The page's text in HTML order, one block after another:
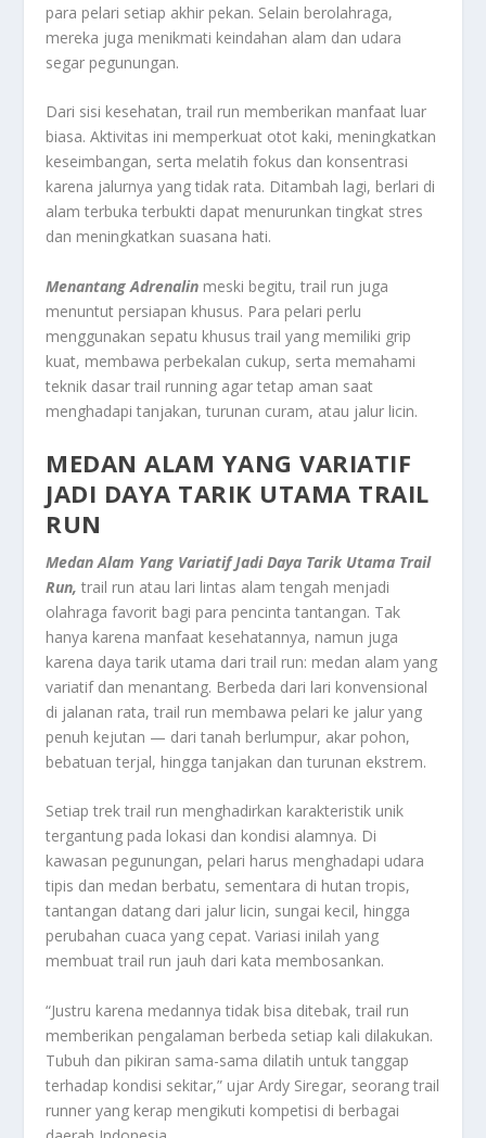
para pelari setiap akhir pekan. Selain berolahraga,
mereka juga menikmati keindahan alam dan udara
segar pegunungan.
Dari sisi kesehatan, trail run memberikan manfaat luar
biasa. Aktivitas ini memperkuat otot kaki, meningkatkan
keseimbangan, serta melatih fokus dan konsentrasi
karena jalurnya yang tidak rata. Ditambah lagi, berlari di
alam terbuka terbukti dapat menurunkan tingkat stres
dan meningkatkan suasana hati.
Menantang Adrenalin meski begitu, trail run juga
menuntut persiapan khusus. Para pelari perlu
menggunakan sepatu khusus trail yang memiliki grip
kuat, membawa perbekalan cukup, serta memahami
teknik dasar trail running agar tetap aman saat
menghadapi tanjakan, turunan curam, atau jalur licin.
MEDAN ALAM YANG VARIATIF
JADI DAYA TARIK UTAMA TRAIL
RUN
Medan Alam Yang Variatif Jadi Daya Tarik Utama Trail
Run, trail run atau lari lintas alam tengah menjadi
olahraga favorit bagi para pencinta tantangan. Tak
hanya karena manfaat kesehatannya, namun juga
karena daya tarik utama dari trail run: medan alam yang
variatif dan menantang. Berbeda dari lari konvensional
di jalanan rata, trail run membawa pelari ke jalur yang
penuh kejutan — dari tanah berlumpur, akar pohon,
bebatuan terjal, hingga tanjakan dan turunan ekstrem.
Setiap trek trail run menghadirkan karakteristik unik
tergantung pada lokasi dan kondisi alamnya. Di
kawasan pegunungan, pelari harus menghadapi udara
tipis dan medan berbatu, sementara di hutan tropis,
tantangan datang dari jalur licin, sungai kecil, hingga
perubahan cuaca yang cepat. Variasi inilah yang
membuat trail run jauh dari kata membosankan.
“Justru karena medannya tidak bisa ditebak, trail run
memberikan pengalaman berbeda setiap kali dilakukan.
Tubuh dan pikiran sama-sama dilatih untuk tanggap
terhadap kondisi sekitar,” ujar Ardy Siregar, seorang trail
runner yang kerap mengikuti kompetisi di berbagai